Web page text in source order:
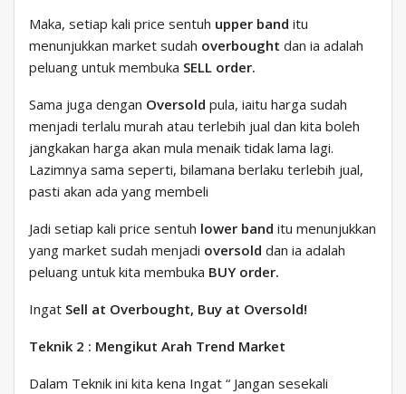
Maka, setiap kali price sentuh upper band itu
menunjukkan market sudah overbought dan ia adalah
peluang untuk membuka SELL order.
Sama juga dengan Oversold pula, iaitu harga sudah
menjadi terlalu murah atau terlebih jual dan kita boleh
jangkakan harga akan mula menaik tidak lama lagi.
Lazimnya sama seperti, bilamana berlaku terlebih jual,
pasti akan ada yang membeli
Jadi setiap kali price sentuh lower band itu menunjukkan
yang market sudah menjadi oversold dan ia adalah
peluang untuk kita membuka BUY order.
Ingat Sell at Overbought, Buy at Oversold!
Teknik 2 : Mengikut Arah Trend Market
Dalam Teknik ini kita kena Ingat “ Jangan sesekali